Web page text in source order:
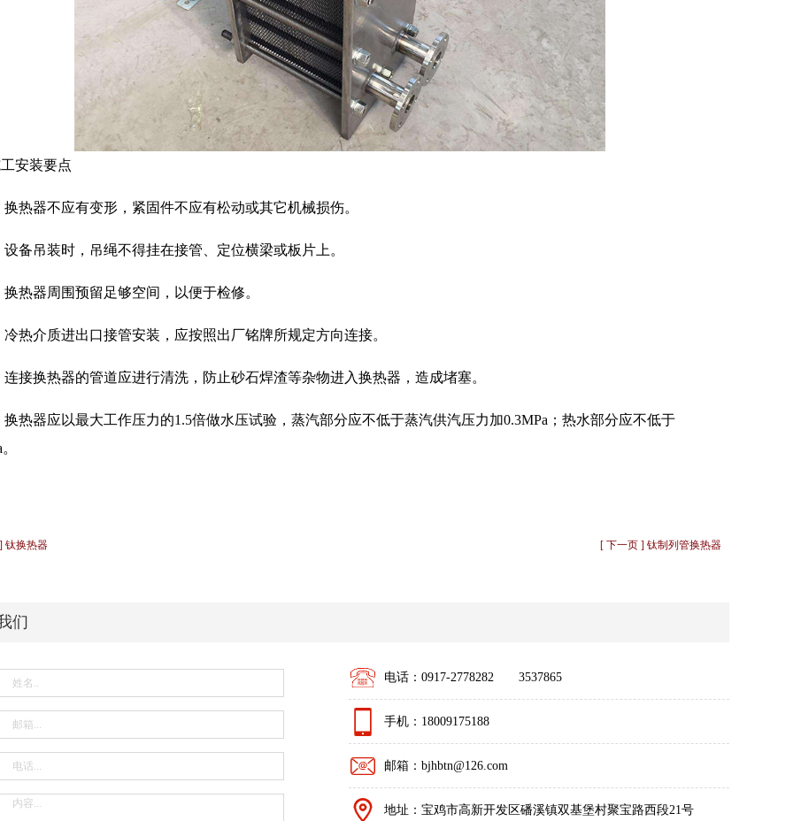
安装要点
热器不应有变形，紧固件不应有松动或其它机械损伤。
备吊装时，吊绳不得挂在接管、定位横梁或板片上。
热器周围预留足够空间，以便于检修。
热介质进出口接管安装，应按照出厂铭牌所规定方向连接。
接换热器的管道应进行清洗，防止砂石焊渣等杂物进入换热器，造成堵塞。
热器应以最大工作压力的1.5倍做水压试验，蒸汽部分应不低于蒸汽供汽压力加0.3MPa；热水部分应不低于
钛换热器 [ 下一页 ] 钛制列管换热器
们
电话：0917-2778282 3537865
手机：18009175188
邮箱：bjhbtn@126.com
地址：宝鸡市高新开发区磻溪镇双基堡村聚宝路西段21号